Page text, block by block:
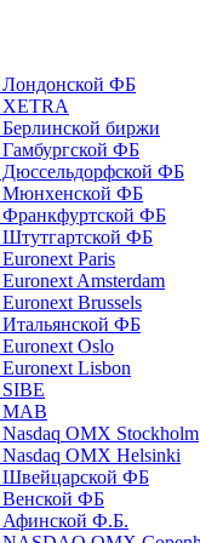
Лондонской ФБ
XETRA
биржи
ФБ
ФБ
Мюнхенской ФБ
Франкфуртской ФБ
ФБ
Paris
Amsterdam
Brussels
ФБ
Oslo
Lisbon
MAB
OMX Stockholm
OMX Helsinki
Швейцарской ФБ
Венской ФБ
Афинской Ф.Б.